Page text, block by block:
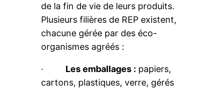
de la fin de vie de leurs produits.
Plusieurs filières de REP existent,
chacune gérée par des éco-
organismes agréés :
· Les emballages : papiers,
cartons, plastiques, verre, gérés